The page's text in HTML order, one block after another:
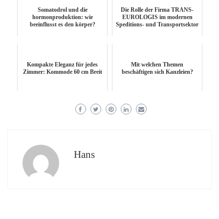
Somatodrol und die
hormonproduktion: wie
beeinflusst es den körper?
Die Rolle der Firma TRANS-
EUROLOGIS im modernen
Speditions- und Transportsektor
Kompakte Eleganz für jedes
Zimmer: Kommode 60 cm Breit
Mit welchen Themen
beschäftigen sich Kanzleien?
Hans